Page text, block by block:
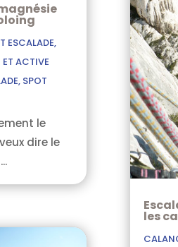
ESCALADE,
ACTIVE
, SPOT
le
dire le
les